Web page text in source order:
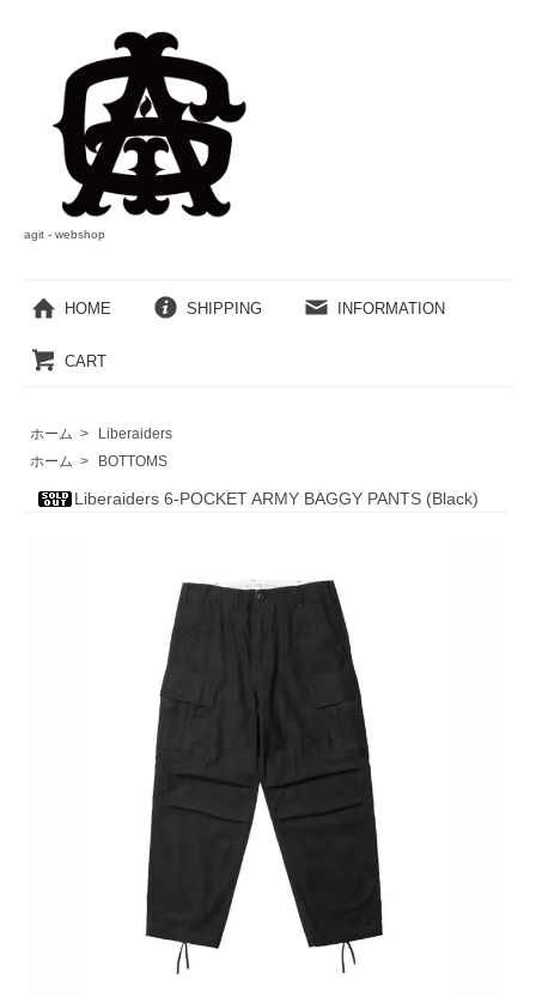
agit - webshop
HOME SHIPPING INFORMATION
CART
ホーム >
Liberaiders
ホーム > BOTTOMS
Liberaiders 6-POCKET ARMY BAGGY PANTS (Black)